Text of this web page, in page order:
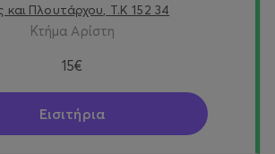
και Πλουτάρχου, Τ.Κ 152 34
Κτήμα Αρίστη
15€
Εισιτήρια